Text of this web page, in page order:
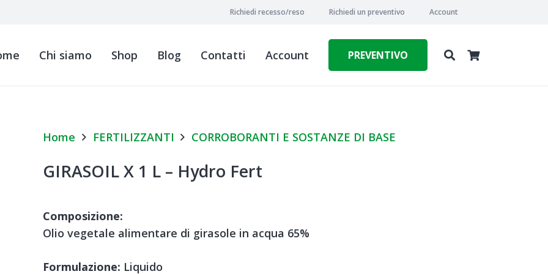
Richiedi recesso/reso Richiedi un preventivo Account
Chi siamo Shop Blog Contatti Account PREVENTIVO
Home FERTILIZZANTI CORROBORANTI E SOSTANZE DI BASE
GIRASOIL X 1 L – Hydro Fert
Composizione:
Olio vegetale alimentare di girasole in acqua 65%
Formulazione: Liquido